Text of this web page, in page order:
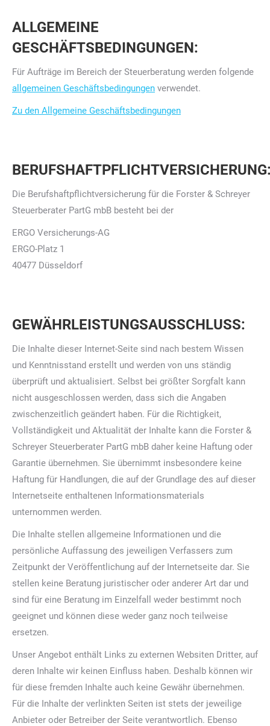
ALLGEMEINE
GESCHÄFTSBEDINGUNGEN:
Für Aufträge im Bereich der Steuerberatung werden folgende
allgemeinen Geschäftsbedingungen verwendet.
Zu den Allgemeine Geschäftsbedingungen
Die Berufshaftpflichtversicherung für die Forster & Schreyer
Steuerberater PartG mbB besteht bei der
ERGO Versicherungs-AG
ERGO-Platz 1
40477 Düsseldorf
GEWÄHRLEISTUNGSAUSSCHLUSS:
Die Inhalte dieser Internet-Seite sind nach bestem Wissen
und Kenntnisstand erstellt und werden von uns ständig
überprüft und aktualisiert. Selbst bei größter Sorgfalt kann
nicht ausgeschlossen werden, dass sich die Angaben
zwischenzeitlich geändert haben. Für die Richtigkeit,
Vollständigkeit und Aktualität der Inhalte kann die Forster &
Schreyer Steuerberater PartG mbB daher keine Haftung oder
Garantie übernehmen. Sie übernimmt insbesondere keine
Haftung für Handlungen, die auf der Grundlage des auf dieser
Internetseite enthaltenen Informationsmaterials
unternommen werden.
Die Inhalte stellen allgemeine Informationen und die
persönliche Auffassung des jeweiligen Verfassers zum
Zeitpunkt der Veröffentlichung auf der Internetseite dar. Sie
stellen keine Beratung juristischer oder anderer Art dar und
sind für eine Beratung im Einzelfall weder bestimmt noch
geeignet und können diese weder ganz noch teilweise
ersetzen.
Unser Angebot enthält Links zu externen Websiten Dritter, auf
deren Inhalte wir keinen Einfluss haben. Deshalb können wir
für diese fremden Inhalte auch keine Gewähr übernehmen.
Für die Inhalte der verlinkten Seiten ist stets der jeweilige
Anbieter oder Betreiber der Seite verantwortlich. Ebenso